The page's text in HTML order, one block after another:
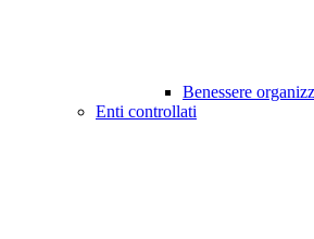
Benessere
Enti controllati